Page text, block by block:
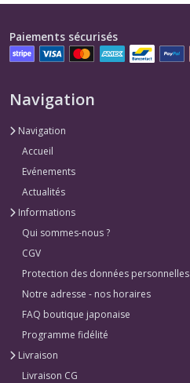
Paiements sécurisés
Navigation
Navigation
Accueil
Evénements
Actualités
Informations
Qui sommes-nous ?
CGV
Protection des données personnelles
Notre adresse - nos horaires
FAQ boutique japonaise
Programme fidélité
Livraison
Livraison CG